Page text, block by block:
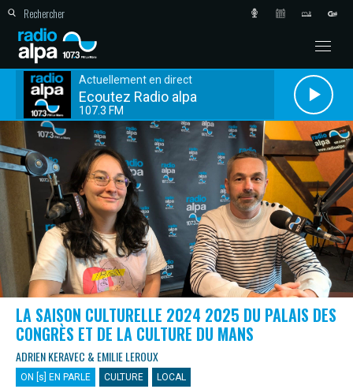
Actuellement en direct
Ecoutez Radio alpa
107.3 FM
LA SAISON CULTURELLE 2024 2025 DU PALAIS DES
CONGRÈS ET DE LA CULTURE DU MANS
ADRIEN KERAVEC & EMILIE LEROUX
ON [s] EN PARLE CULTURE LOCAL